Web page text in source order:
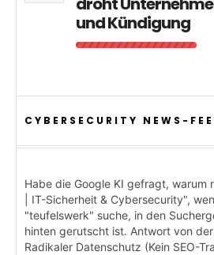
und Kündigung
CYBERSECURITY NEWS-
Habe die Google KI gefragt, warum
| IT-Sicherheit & Cybersecurity",
"teufelswerk" suche, in den
hinten gerutscht ist. Antwort von der
Radikaler Datenschutz (Kein SEO-